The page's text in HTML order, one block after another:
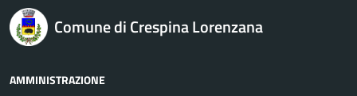
logo Unione Europea
Comune di Crespina Lorenzana
AMMINISTRAZIONE